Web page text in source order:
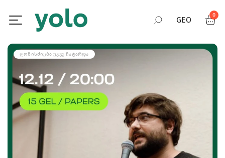
GEO
RUS
0
ᲦᲝᲜᲘᲡᲫᲘᲔᲑᲐ ᲣᲙᲕᲔ ᲩᲐᲢᲐᲠᲓᲐ